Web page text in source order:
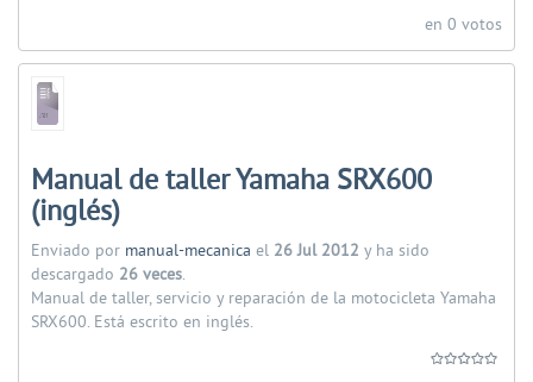
en 0 votos
Manual de taller Yamaha SRX600
(inglés)
Enviado por manual-mecanica el 26 Jul 2012 y ha sido
descargado 26 veces.
Manual de taller, servicio y reparación de la motocicleta Yamaha
SRX600. Está escrito en inglés.